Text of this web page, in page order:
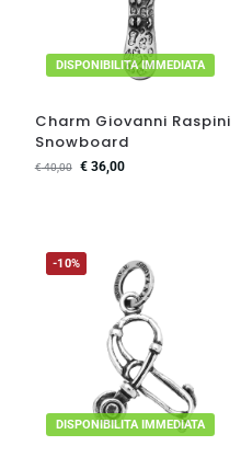
DISPONIBILITA IMMEDIATA
Charm Giovanni Raspini
Snowboard
€40,00 €36,00
-10%
DISPONIBILITA IMMEDIATA